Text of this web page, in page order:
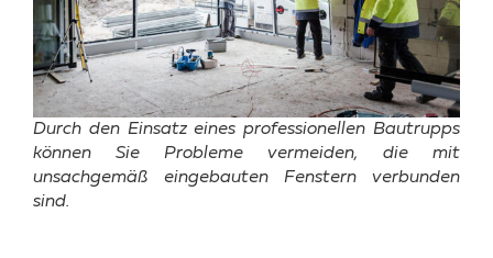
Durch den Einsatz eines professionellen Bautrupps
können Sie Probleme vermeiden, die mit
unsachgemäß eingebauten Fenstern verbunden
sind.